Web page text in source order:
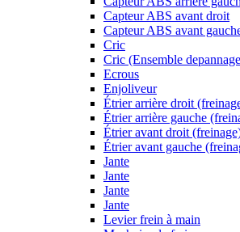
Capteur ABS avant droit
Capteur ABS avant
Cric
Cric (Ensemble
Ecrous
Enjoliveur
Étrier arrière droit
Étrier arrière gauche
Étrier avant droit
Étrier avant gauche
Jante
Jante
Jante
Jante
Levier frein à main